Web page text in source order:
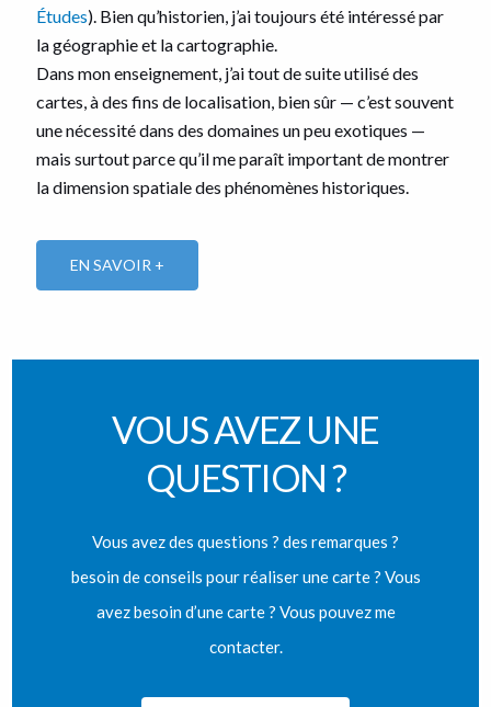
Études). Bien qu’historien, j’ai toujours été intéressé par
la géographie et la cartographie.
Dans mon enseignement, j’ai tout de suite utilisé des
cartes, à des fins de localisation, bien sûr — c’est souvent
une nécessité dans des domaines un peu exotiques —
mais surtout parce qu’il me paraît important de montrer
la dimension spatiale des phénomènes historiques.
EN SAVOIR +
VOUS AVEZ UNE
QUESTION ?
Vous avez des questions ? des remarques ?
besoin de conseils pour réaliser une carte ? Vous
avez besoin d’une carte ? Vous pouvez me
contacter.